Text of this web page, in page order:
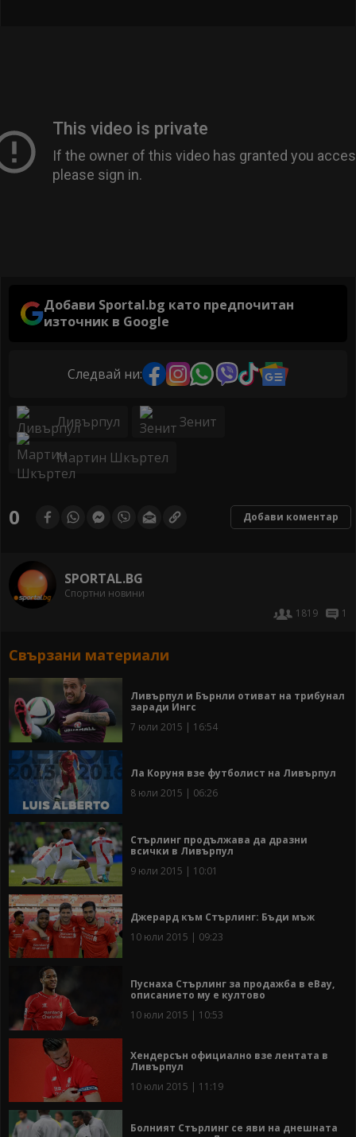
Добави Sportal.bg като предпочитан
източник в Google
Следвай ни:
Ливърпул Зенит
Мартин Шкъртел
0 Добави коментар
SPORTAL.BG
Спортни новини
1819
1
Свързани материали
Ливърпул и Бърнли отиват на трибунал
заради Ингс
7 юли 2015 | 16:54
Ла Коруня взе футболист на Ливърпул
8 юли 2015 | 06:26
Стърлинг продължава да дразни
всички в Ливърпул
9 юли 2015 | 10:01
Джерард към Стърлинг: Бъди мъж
10 юли 2015 | 09:23
Пуснаха Стърлинг за продажба в eBay,
описанието му е култово
10 юли 2015 | 10:53
Хендерсън официално взе лентата в
Ливърпул
10 юли 2015 | 11:19
Болният Стърлинг се яви на днешната